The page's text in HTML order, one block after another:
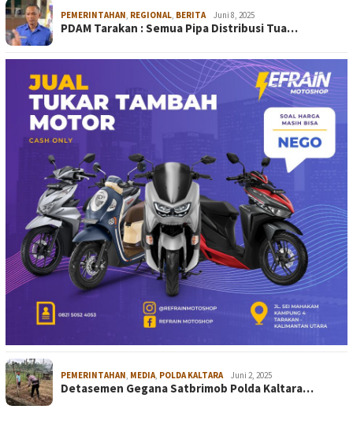
PEMERINTAHAN REGIONAL BERITA Juni 8, 2025
PDAM Tarakan : Semua Pipa Distribusi Tua…
PEMERINTAHAN, MEDIA, POLDA KALTARA Juni 2, 2025
Detasemen Gegana Satbrimob Polda Kaltara…